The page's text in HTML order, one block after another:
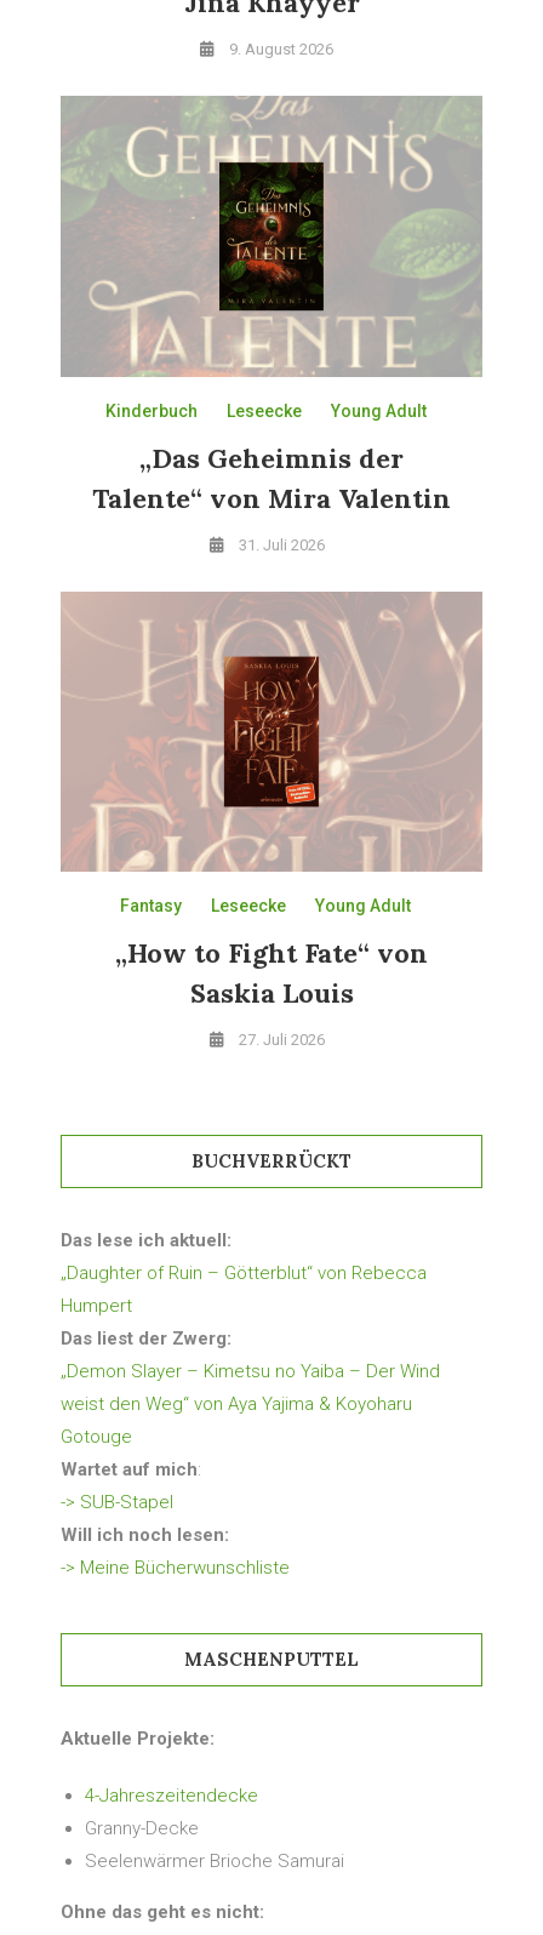
9. August 2026
Kinderbuch Leseecke Young Adult
„Das Geheimnis der
Talente“ von Mira Valentin
31. Juli 2026
Fantasy Leseecke Young Adult
„How to Fight Fate“ von
Saskia Louis
27. Juli 2026
BUCHVERRÜCKT
Das lese ich aktuell:
„Daughter of Ruin – Götterblut“ von Rebecca
Humpert
Das liest der Zwerg:
„Demon Slayer – Kimetsu no Yaiba – Der Wind
weist den Weg“ von Aya Yajima & Koyoharu
Gotouge
Wartet auf mich:
-> SUB-Stapel
Will ich noch lesen:
-> Meine Bücherwunschliste
MASCHENPUTTEL
Aktuelle Projekte:
4-Jahreszeitendecke
Granny-Decke
Seelenwärmer Brioche Samurai
Ohne das geht es nicht: